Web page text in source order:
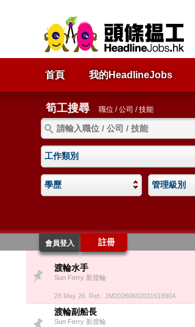
首頁 我的HeadlineJobs
筍工搜尋 職位 / 公司 / 技能
工作類別
學歷 管理級別
會員登入 註冊
渡輪水手
Sun Ferry 新渡輪
28 May 26 Ref.: JM20260602011618904
渡輪副船長
Sun Ferry 新渡輪